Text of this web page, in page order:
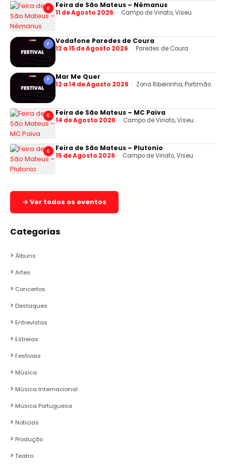
C Feira de São Mateus – Némanus
11 de Agosto 2026 Campo de Viriato, Viseu
F Vodafone Paredes de Coura
12 a 15 de Agosto 2026 Paredes de Coura
F Mar Me Quer
12 a 14 de Agosto 2026 Zona Ribeirinha, Portimão
C Feira de São Mateus – MC Paiva
14 de Agosto 2026 Campo de Viriato, Viseu
C Feira de São Mateus – Plutonio
15 de Agosto 2026 Campo de Viriato, Viseu
→ Ver todos os eventos
Categorias
Álbuns
Artes
Concertos
Destaques
Entrevistas
Estreias
Festivais
Música
Música Internacional
Música Portuguesa
Noticias
Produção
Teatro